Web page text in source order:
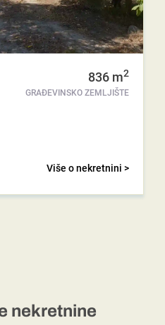
836 m2
GRAĐEVINSKO ZEMLJIŠTE
Više o nekretnini >
nekretnine